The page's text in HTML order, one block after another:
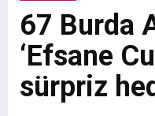
67 Burda
‘Efsane
sürpriz